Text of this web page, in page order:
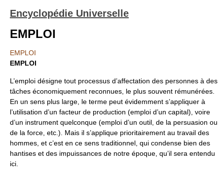
Encyclopédie Universelle
EMPLOI
EMPLOI
EMPLOI
L’emploi désigne tout processus d’affectation des personnes à des
tâches économiquement reconnues, le plus souvent rémunérées.
En un sens plus large, le terme peut évidemment s’appliquer à
l’utilisation d’un facteur de production (emploi d’un capital), voire
d’un instrument quelconque (emploi d’un outil, de la persuasion ou
de la force, etc.). Mais il s’applique prioritairement au travail des
hommes, et c’est en ce sens traditionnel, qui condense bien des
hantises et des impuissances de notre époque, qu’il sera entendu
ici.